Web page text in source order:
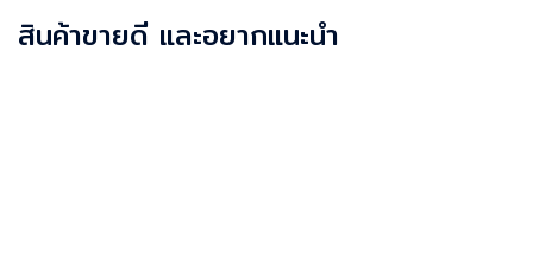
สินค้าขายดี และอยากแนะนำ